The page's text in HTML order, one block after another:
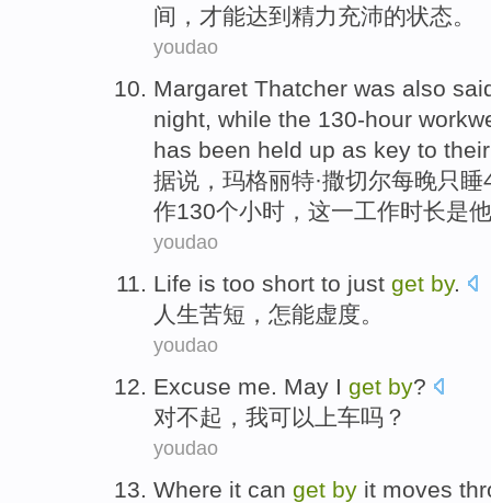
间，才能达到精力充沛的状态。
youdao
Margaret Thatcher was also
night, while the 130-hour
has been held up as key to their
据说， 玛格丽特·撒切尔每晚只睡
作130个小时 ， 这一工作时长是
youdao
Life is too short to just get by.
人生苦短，怎能虚度。
youdao
Excuse me. May I get by?
对不起 ， 我可以 上车吗？
youdao
Where it can get by it moves